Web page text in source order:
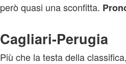
però quasi una sconfitta.
Cagliari-Perugia
Più che la testa della